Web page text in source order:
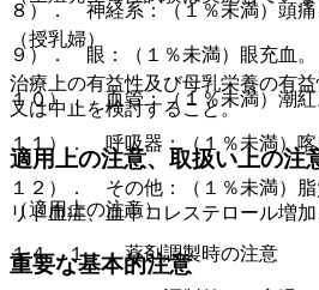
（授乳婦）
治療上の有益性及び母乳栄養の有
又は中止を検討すること。
適用上の注意、取扱い上の注
（適用上の注意）
１４．１． 薬剤調製時の注意
８）． 神経系：（１％未満）頭痛
９）． 眼：（１％未満）眼充血。
１０）． 血管：（１％未満）潮
１１）． 呼吸器：（１％未満）喀
１２）． その他：（１％未満）
リド血症、血中コレステロール増
重要な基本的注意